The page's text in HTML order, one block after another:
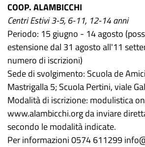
COOP. ALAMBICCHI
Centri Estivi 3-5, 6-11, 12-14 anni
Periodo: 15 giugno - 14 agosto
estensione dal 31 agosto all'11
numero di iscrizioni)
Sede di svolgimento: Scuola de
Mastrigalla 5; Scuola Pertini, viale
Modalità di iscrizione: modulistica
www.alambicchi.org da inviare
secondo le modalità indicate.
Per informazioni 0574 611299